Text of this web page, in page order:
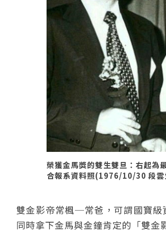
榮獲金馬獎的雙生雙旦：右起為
合報系資料照(1976/10/30 段雲
雙金影帝常楓─常爸，可謂國寶級
同時拿下金馬與金鐘肯定的「雙金